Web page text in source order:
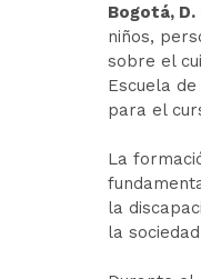
Bogotá, D.
niños,
sobre el
Escuela
para el
La
la
la